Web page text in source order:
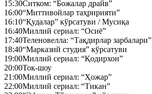
15:30Ситком: “Божалар драйв”
16:00“Миттивойлар таҳририяти”
16:10“Қудалар” кўрсатуви / Мусиқа
16:40Миллий сериал: “Осиё”
17:40Теленовелла: “Тақдирлар зарбалари”
18:40“Марказий студия” кўрсатуви
19:00Миллий сериал: “Қодирхон”
20:00Ток-шоу
21:00Миллий сериал: “Ҳожар”
22:00Миллий сериал: “Тикан”